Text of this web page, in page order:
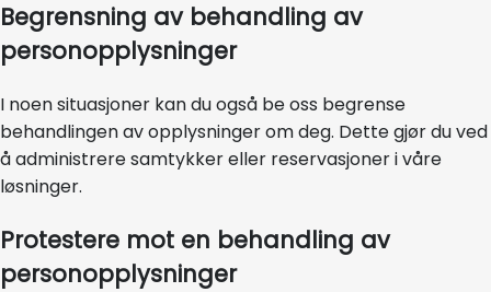
Begrensning av behandling av
personopplysninger
I noen situasjoner kan du også be oss begrense
behandlingen av opplysninger om deg. Dette gjør du ved
å administrere samtykker eller reservasjoner i våre
løsninger.
Protestere mot en behandling av
personopplysninger